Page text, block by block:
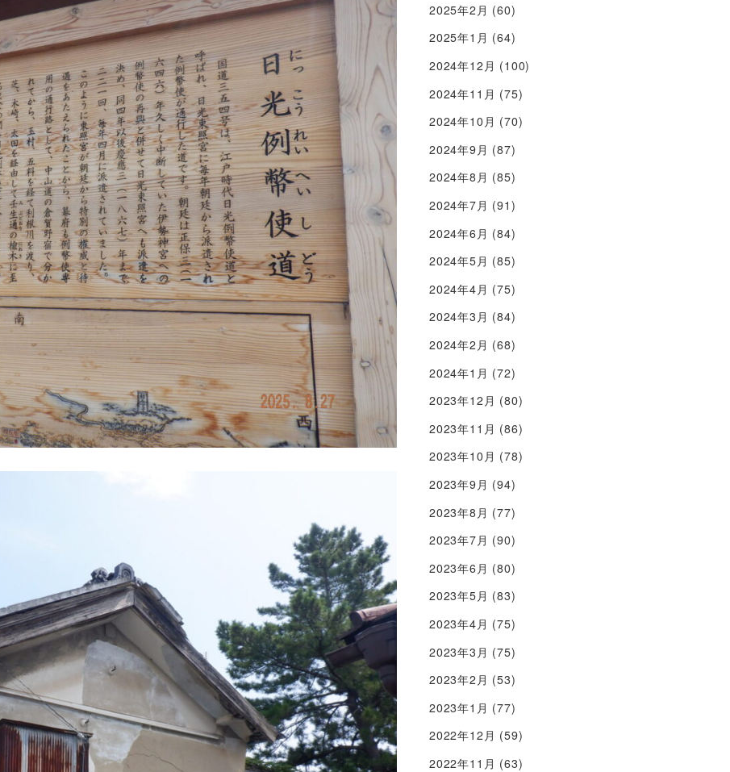
2025年2月 (60)
2025年1月 (64)
2024年12月 (100)
2024年11月 (75)
2024年10月 (70)
2024年9月 (87)
2024年8月 (85)
2024年7月 (91)
2024年6月 (84)
2024年5月 (85)
2024年4月 (75)
2024年3月 (84)
2024年2月 (68)
2024年1月 (72)
2023年12月 (80)
2023年11月 (86)
2023年10月 (78)
2023年9月 (94)
2023年8月 (77)
2023年7月 (90)
2023年6月 (80)
2023年5月 (83)
2023年4月 (75)
2023年3月 (75)
2023年2月 (53)
2023年1月 (77)
2022年12月 (59)
2022年11月 (63)